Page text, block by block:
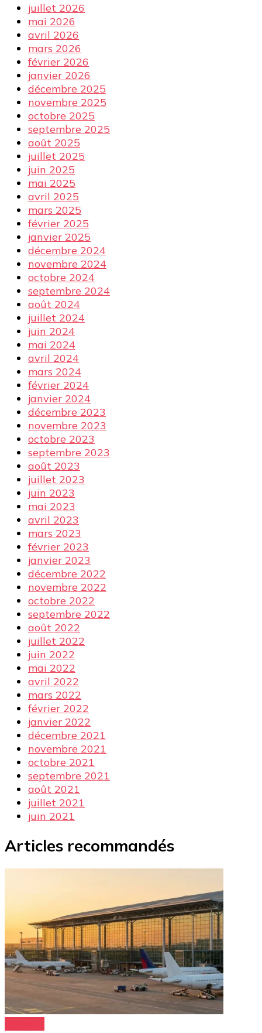
juillet 2026
mai 2026
avril 2026
mars 2026
février 2026
janvier 2026
décembre 2025
novembre 2025
octobre 2025
septembre 2025
août 2025
juillet 2025
juin 2025
mai 2025
avril 2025
mars 2025
février 2025
janvier 2025
décembre 2024
novembre 2024
octobre 2024
septembre 2024
août 2024
juillet 2024
juin 2024
mai 2024
avril 2024
mars 2024
février 2024
janvier 2024
décembre 2023
novembre 2023
octobre 2023
septembre 2023
août 2023
juillet 2023
juin 2023
mai 2023
avril 2023
mars 2023
février 2023
janvier 2023
décembre 2022
novembre 2022
octobre 2022
septembre 2022
août 2022
juillet 2022
juin 2022
mai 2022
avril 2022
mars 2022
février 2022
janvier 2022
décembre 2021
novembre 2021
octobre 2021
septembre 2021
août 2021
juillet 2021
juin 2021
Articles recommandés